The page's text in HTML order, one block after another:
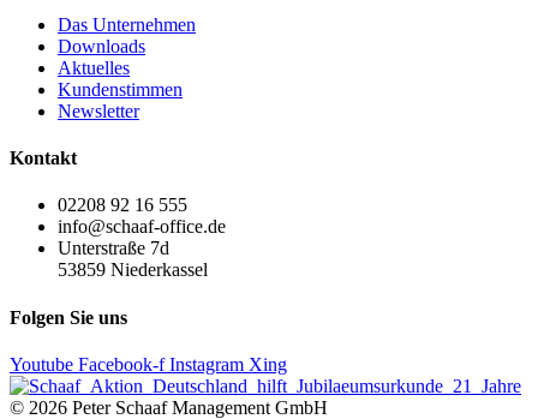
Das Unternehmen
Downloads
Aktuelles
Kundenstimmen
Newsletter
Kontakt
02208 92 16 555
info@schaaf-office.de
Unterstraße 7d
53859 Niederkassel
Folgen Sie uns
Youtube Facebook-f Instagram Xing
© 2026 Peter Schaaf Management GmbH